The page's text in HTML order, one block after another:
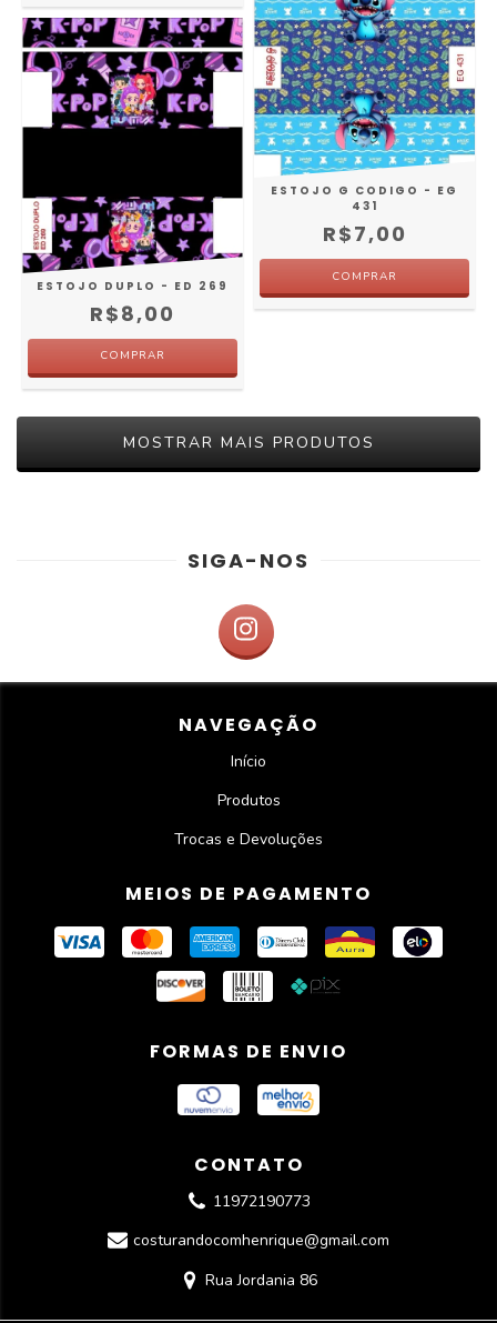
ESTOJO DUPLO - ED 269
R$8,00
ESTOJO G CODIGO - EG
431
R$7,00
MOSTRAR MAIS PRODUTOS
SIGA-NOS
NAVEGAÇÃO
Início
Produtos
Trocas e Devoluções
MEIOS DE PAGAMENTO
FORMAS DE ENVIO
CONTATO
11972190773
costurandocomhenrique@gmail.com
Rua Jordania 86